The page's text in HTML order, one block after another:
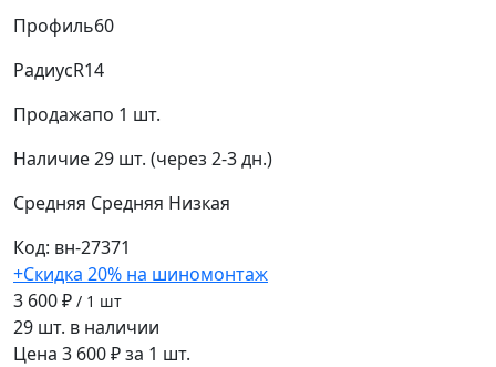
Профиль60
РадиусR14
Продажапо 1 шт.
Наличие29 шт. (через 2-3 дн.)
Средняя Средняя Низкая
Код: вн-27371
+Скидка 20% на шиномонтаж
3 600 ₽ / 1 шт
29 шт. в наличии
Цена 3 600 ₽ за 1 шт.